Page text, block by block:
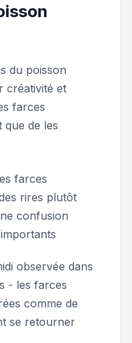
du poisson
créativité et
farces
que de les
farces
rires plutôt
confusion
observée dans
- les farces
comme de
se retourner